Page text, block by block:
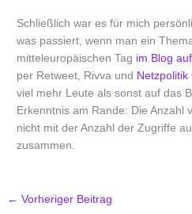
Schließlich war es für mich
was passiert, wenn man ein
mitteleuropäischen Tag im Blog
per Retweet, Rivva und Netzpolitik
viel mehr Leute als sonst auf das
Erkenntnis am Rande: Die Anzahl
nicht mit der Anzahl der Zugriffe
zusammen.
← Vorheriger Beitrag